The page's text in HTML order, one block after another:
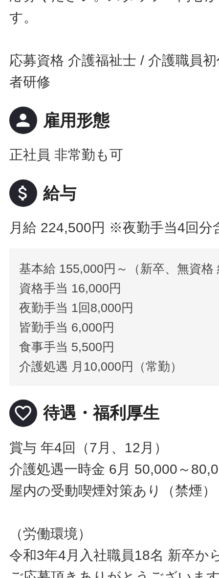
す。
応募資格 介護福祉士 / 介護職員
者研修
person 雇用形態
正社員 非常勤も可
attach_money 給与
月給 224,500円 ※夜勤手当4回分
基本給 155,000円～（新卒、無資格
資格手当 16,000円
夜勤手当 1回8,000円
皆勤手当 6,000円
食事手当 5,500円
介護処遇 月10,000円（常勤）
favorite_border 待遇・福利厚生
賞与 年4回（7月、12月）
介護処遇一時金 6月 50,000～
屋内の受動喫煙対策あり（禁煙）
（労働環境）
令和3年4月入社職員18名 新卒か